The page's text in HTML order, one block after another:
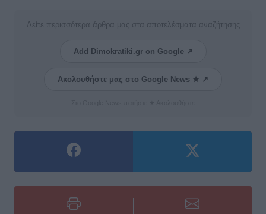
Δείτε περισσότερα άρθρα μας στα αποτελέσματα αναζήτησης
Add Dimokratiki.gr on Google ↗
Ακολουθήστε μας στο Google News ★ ↗